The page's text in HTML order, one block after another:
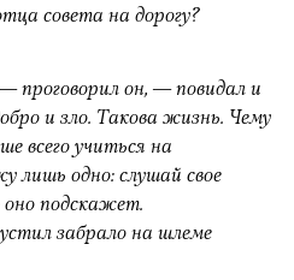
совета на дорогу?
проговорил он, — повидал и
и зло. Такова жизнь. Чему
всего учиться на
лишь одно: слушай свое
оно подскажет.
забрало на шлеме